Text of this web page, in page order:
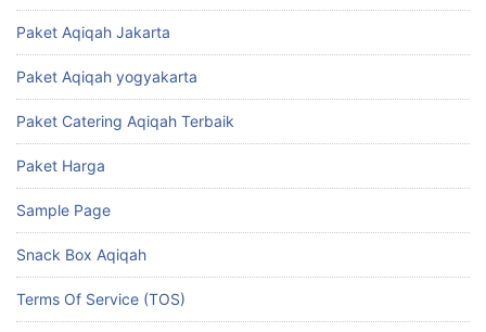
Paket Aqiqah Jakarta
Paket Aqiqah yogyakarta
Paket Catering Aqiqah Terbaik
Paket Harga
Sample Page
Snack Box Aqiqah
Terms Of Service (TOS)